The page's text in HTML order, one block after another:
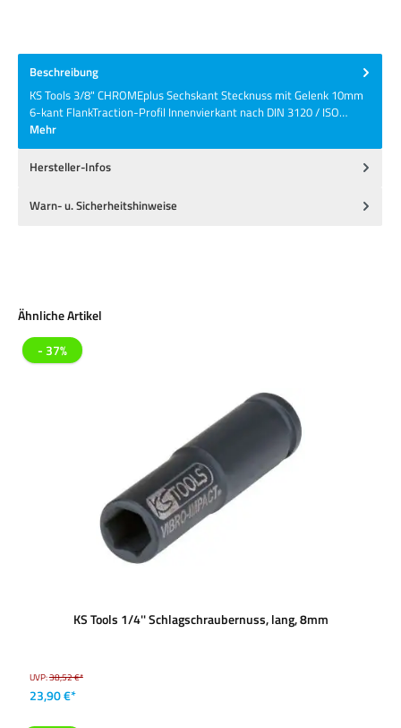
Beschreibung
KS Tools 3/8" CHROMEplus Sechskant Stecknuss mit Gelenk 10mm
6-kant FlankTraction-Profil Innenvierkant nach DIN 3120 / ISO…
Mehr
Hersteller-Infos
Warn- u. Sicherheitshinweise
Produktgalerie überspringen
Ähnliche Artikel
- 37%
KS Tools 1/4'' Schlagschraubernuss, lang, 8mm
UVP:38,52 €*
23,90 €*